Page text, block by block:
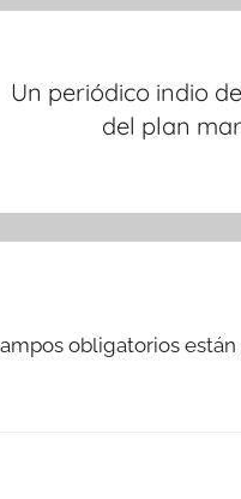
Un periódico indio
del plan
obligatorios